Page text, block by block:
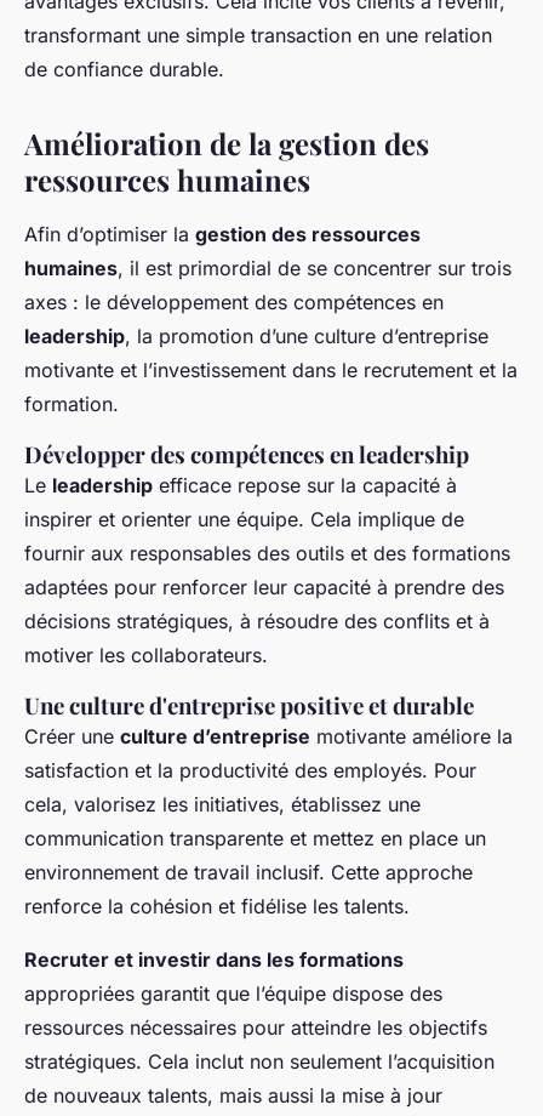
transformant une simple transaction en une relation
de confiance durable.
Amélioration de la gestion des
ressources humaines
Afin d’optimiser la gestion des ressources
humaines, il est primordial de se concentrer sur trois
axes : le développement des compétences en
leadership, la promotion d’une culture d’entreprise
motivante et l’investissement dans le recrutement et la
formation.
Développer des compétences en leadership
Le leadership efficace repose sur la capacité à
inspirer et orienter une équipe. Cela implique de
fournir aux responsables des outils et des formations
adaptées pour renforcer leur capacité à prendre des
décisions stratégiques, à résoudre des conflits et à
motiver les collaborateurs.
Une culture d'entreprise positive et durable
Créer une culture d’entreprise motivante améliore la
satisfaction et la productivité des employés. Pour
cela, valorisez les initiatives, établissez une
communication transparente et mettez en place un
environnement de travail inclusif. Cette approche
renforce la cohésion et fidélise les talents.
Recruter et investir dans les formations
appropriées garantit que l’équipe dispose des
ressources nécessaires pour atteindre les objectifs
stratégiques. Cela inclut non seulement l’acquisition
de nouveaux talents, mais aussi la mise à jour